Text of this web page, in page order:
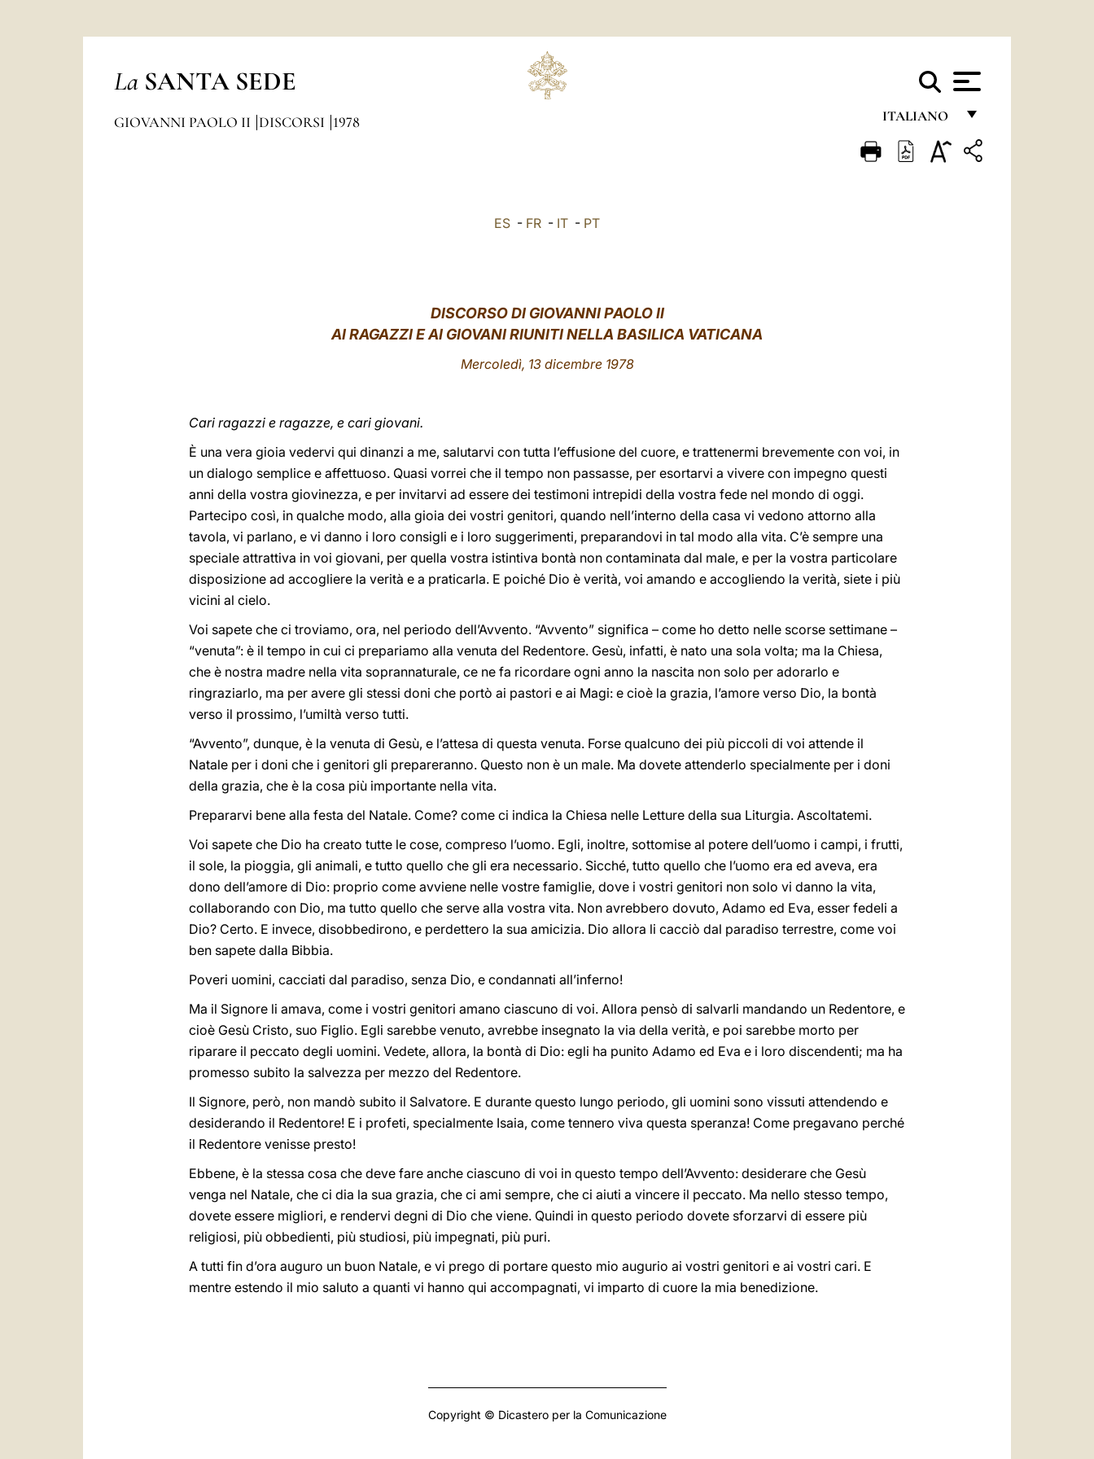
La SANTA SEDE
ITALIANO
FRANÇAIS
GIOVANNI PAOLO II DISCORSI 1978
ES - FR - IT - PT
DISCORSO DI GIOVANNI PAOLO II
AI RAGAZZI E AI GIOVANI RIUNITI NELLA BASILICA VATICANA
Mercoledì, 13 dicembre 1978
Cari ragazzi e ragazze, e cari giovani.
È una vera gioia vedervi qui dinanzi a me, salutarvi con tutta l’effusione del cuore, e trattenermi brevemente con voi, in
un dialogo semplice e affettuoso. Quasi vorrei che il tempo non passasse, per esortarvi a vivere con impegno questi
anni della vostra giovinezza, e per invitarvi ad essere dei testimoni intrepidi della vostra fede nel mondo di oggi.
Partecipo così, in qualche modo, alla gioia dei vostri genitori, quando nell’interno della casa vi vedono attorno alla
tavola, vi parlano, e vi danno i loro consigli e i loro suggerimenti, preparandovi in tal modo alla vita. C’è sempre una
speciale attrattiva in voi giovani, per quella vostra istintiva bontà non contaminata dal male, e per la vostra particolare
disposizione ad accogliere la verità e a praticarla. E poiché Dio è verità, voi amando e accogliendo la verità, siete i più
vicini al cielo.
Voi sapete che ci troviamo, ora, nel periodo dell’Avvento. “Avvento” significa – come ho detto nelle scorse settimane –
“venuta”: è il tempo in cui ci prepariamo alla venuta del Redentore. Gesù, infatti, è nato una sola volta; ma la Chiesa,
che è nostra madre nella vita soprannaturale, ce ne fa ricordare ogni anno la nascita non solo per adorarlo e
ringraziarlo, ma per avere gli stessi doni che portò ai pastori e ai Magi: e cioè la grazia, l’amore verso Dio, la bontà
verso il prossimo, l’umiltà verso tutti.
“Avvento”, dunque, è la venuta di Gesù, e l’attesa di questa venuta. Forse qualcuno dei più piccoli di voi attende il
Natale per i doni che i genitori gli prepareranno. Questo non è un male. Ma dovete attenderlo specialmente per i doni
della grazia, che è la cosa più importante nella vita.
Prepararvi bene alla festa del Natale. Come? come ci indica la Chiesa nelle Letture della sua Liturgia. Ascoltatemi.
Voi sapete che Dio ha creato tutte le cose, compreso l’uomo. Egli, inoltre, sottomise al potere dell’uomo i campi, i frutti,
il sole, la pioggia, gli animali, e tutto quello che gli era necessario. Sicché, tutto quello che l’uomo era ed aveva, era
dono dell’amore di Dio: proprio come avviene nelle vostre famiglie, dove i vostri genitori non solo vi danno la vita,
collaborando con Dio, ma tutto quello che serve alla vostra vita. Non avrebbero dovuto, Adamo ed Eva, esser fedeli a
Dio? Certo. E invece, disobbedirono, e perdettero la sua amicizia. Dio allora li cacciò dal paradiso terrestre, come voi
ben sapete dalla Bibbia.
Poveri uomini, cacciati dal paradiso, senza Dio, e condannati all’inferno!
Ma il Signore li amava, come i vostri genitori amano ciascuno di voi. Allora pensò di salvarli mandando un Redentore, e
cioè Gesù Cristo, suo Figlio. Egli sarebbe venuto, avrebbe insegnato la via della verità, e poi sarebbe morto per
riparare il peccato degli uomini. Vedete, allora, la bontà di Dio: egli ha punito Adamo ed Eva e i loro discendenti; ma ha
promesso subito la salvezza per mezzo del Redentore.
Il Signore, però, non mandò subito il Salvatore. E durante questo lungo periodo, gli uomini sono vissuti attendendo e
desiderando il Redentore! E i profeti, specialmente Isaia, come tennero viva questa speranza! Come pregavano perché
il Redentore venisse presto!
Ebbene, è la stessa cosa che deve fare anche ciascuno di voi in questo tempo dell’Avvento: desiderare che Gesù
venga nel Natale, che ci dia la sua grazia, che ci ami sempre, che ci aiuti a vincere il peccato. Ma nello stesso tempo,
dovete essere migliori, e rendervi degni di Dio che viene. Quindi in questo periodo dovete sforzarvi di essere più
religiosi, più obbedienti, più studiosi, più impegnati, più puri.
A tutti fin d’ora auguro un buon Natale, e vi prego di portare questo mio augurio ai vostri genitori e ai vostri cari. E
mentre estendo il mio saluto a quanti vi hanno qui accompagnati, vi imparto di cuore la mia benedizione.
Copyright © Dicastero per la Comunicazione